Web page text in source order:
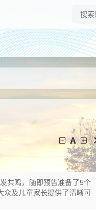
共鸣，随即预告准备了5个
众及儿童家长提供了清晰可